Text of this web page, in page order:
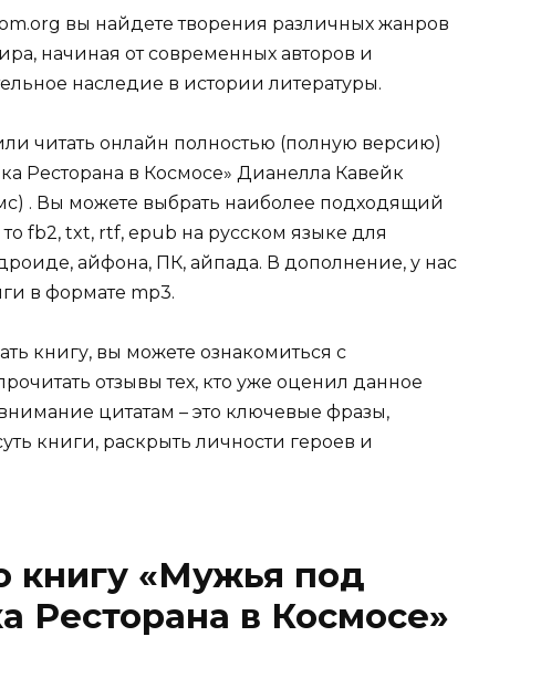
вы найдете творения различных жанров
начиная от современных авторов и
наследие в истории литературы.
читать онлайн полностью (полную версию)
Ресторана в Космосе» Дианелла Кавейк
. Вы можете выбрать наиболее подходящий
fb2, txt, rtf, epub на русском языке для
айфона, ПК, айпада. В дополнение, у нас
в формате mp3.
книгу, вы можете ознакомиться с
отзывы тех, кто уже оценил данное
цитатам – это ключевые фразы,
книги, раскрыть личности героев и
книгу «Мужья под
Ресторана в Космосе»